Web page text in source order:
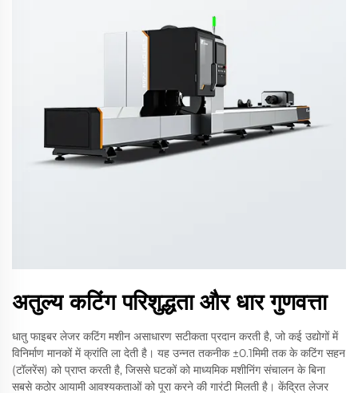
अतुल्य कटिंग परिशुद्धता और धार गुणवत्ता
धातु फाइबर लेजर कटिंग मशीन असाधारण सटीकता प्रदान करती है, जो कई उद्योगों में
विनिर्माण मानकों में क्रांति ला देती है। यह उन्नत तकनीक ±0.1मिमी तक के कटिंग सहन
(टॉलरेंस) को प्राप्त करती है, जिससे घटकों को माध्यमिक मशीनिंग संचालन के बिना
सबसे कठोर आयामी आवश्यकताओं को पूरा करने की गारंटी मिलती है। केंद्रित लेजर